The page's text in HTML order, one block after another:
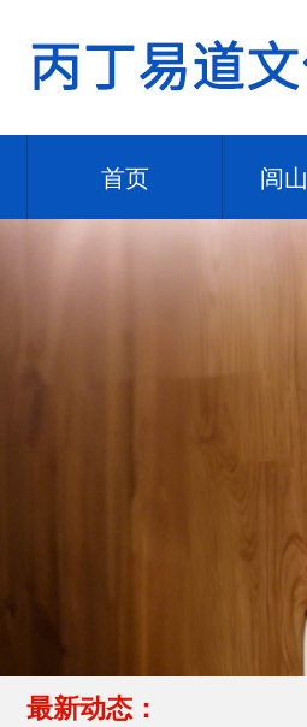
首页 闾
最新动态：